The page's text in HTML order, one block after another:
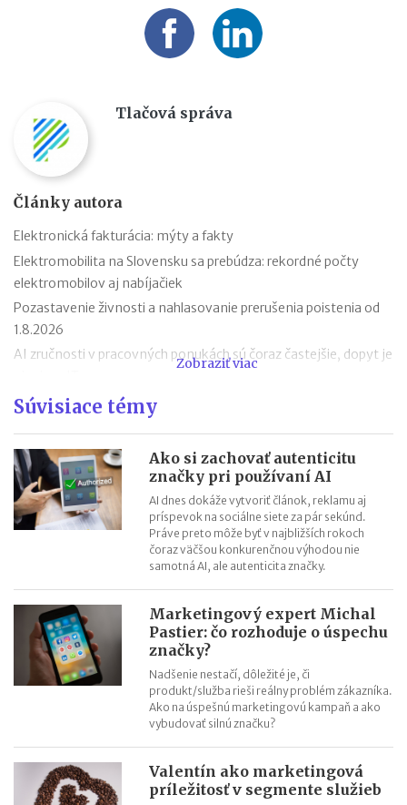
Tlačová správa
Články autora
Elektronická fakturácia: mýty a fakty
Elektromobilita na Slovensku sa prebúdza: rekordné počty
elektromobilov aj nabíjačiek
Pozastavenie živnosti a nahlasovanie prerušenia poistenia od
1.8.2026
AI zručnosti v pracovných ponukách sú čoraz častejšie, dopyt je
Návrat z dovolenky mimo EÚ: čo si možno priniesť bez platenia
Nové pravidlá EÚ v leteckej doprave: zlepšenie práv pre
cestujúcich
Riziká lacného „značkového“ tovaru: strata peňazí aj ohrozenie
zdravia
Nové pravidlá kontroly PZP od 1.8.2026
Nárok na daňový bonus či platenie poistného: pravidlá a
termíny po skončení školského roka
OČR cez letné prázdniny a zmena tlačiva v roku 2026
Zobraziť viac
Súvisiace témy
Ako si zachovať autenticitu
značky pri používaní AI
AI dnes dokáže vytvoriť článok, reklamu aj
príspevok na sociálne siete za pár sekúnd.
Práve preto môže byť v najbližších rokoch
čoraz väčšou konkurenčnou výhodou nie
samotná AI, ale autenticita značky.
Marketingový expert Michal
Pastier: čo rozhoduje o úspechu
značky?
Nadšenie nestačí, dôležité je, či
produkt/služba rieši reálny problém zákazníka.
Ako na úspešnú marketingovú kampaň a ako
vybudovať silnú značku?
Valentín ako marketingová
príležitosť v segmente služieb